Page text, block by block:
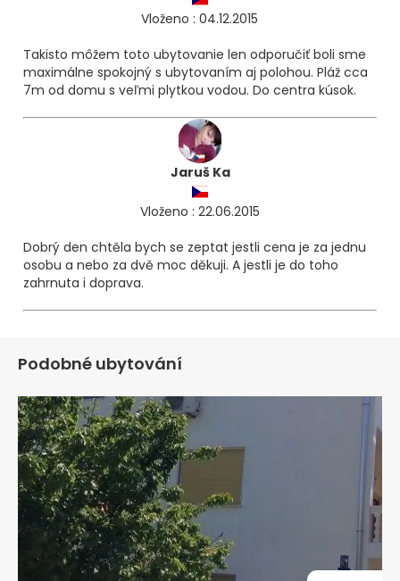
Vloženo : 04.12.2015
Takisto môžem toto ubytovanie len odporučiť boli sme
maximálne spokojný s ubytovaním aj polohou. Pláž cca
7m od domu s veľmi plytkou vodou. Do centra kúsok.
Jaruš Ka
Vloženo : 22.06.2015
Dobrý den chtěla bych se zeptat jestli cena je za jednu
osobu a nebo za dvě moc děkuji. A jestli je do toho
zahrnuta i doprava.
Podobné ubytování